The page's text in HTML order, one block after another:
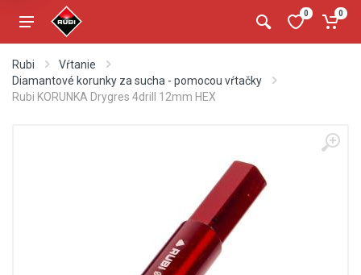
0 0
Rubi
Vŕtanie
Diamantové korunky za sucha - pomocou vŕtačky
Rubi KORUNKA Drygres 4drill 12mm HEX